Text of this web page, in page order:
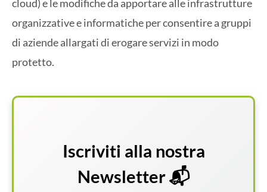
cloud) e le modifiche da apportare alle infrastrutture
organizzative e informatiche per consentire a gruppi
di aziende allargati di erogare servizi in modo
protetto.
Iscriviti alla nostra
Newsletter 📬